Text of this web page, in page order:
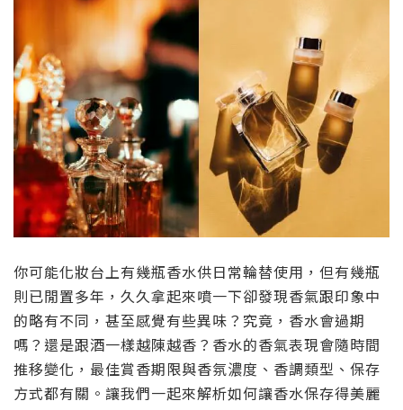
你可能化妝台上有幾瓶香水供日常輪替使用，但有幾瓶
則已閒置多年，久久拿起來噴一下卻發現香氣跟印象中
的略有不同，甚至感覺有些異味？究竟，香水會過期
嗎？還是跟酒一樣越陳越香？香水的香氣表現會隨時間
推移變化，最佳賞香期限與香氛濃度、香調類型、保存
方式都有關。讓我們一起來解析如何讓香水保存得美麗